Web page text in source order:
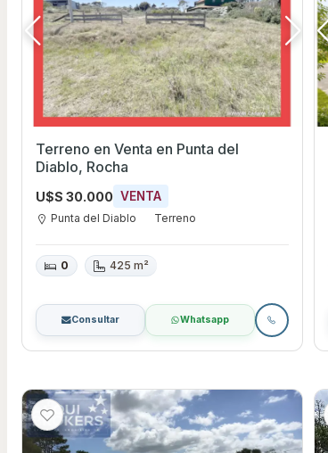
Terreno en Venta en Punta del
Diablo, Rocha
U$S 30.000 VENTA
Punta del Diablo Terreno
0 425 m²
Consultar Whatsapp